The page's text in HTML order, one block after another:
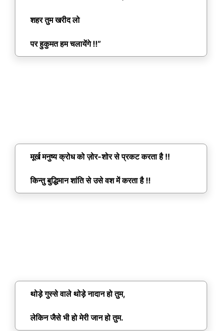
शहर तुम खरीद लो
पर हुकुमत हम चलायेंगे !!”
मूर्ख मनुष्य क्रोध को ज़ोर-शोर से प्रकट करता है !!
किन्तु बुद्धिमान शांति से उसे वश में करता है !!
थोड़े गुस्से वाले थोड़े नादान हो तुम,
लेकिन जैसे भी हो मेरी जान हो तुम.